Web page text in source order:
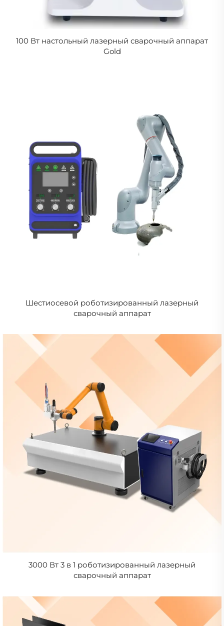
100 Вт настольный лазерный сварочный аппарат
Gold
Шестиосевой роботизированный лазерный
сварочный аппарат
3000 Вт 3 в 1 роботизированный лазерный
сварочный аппарат